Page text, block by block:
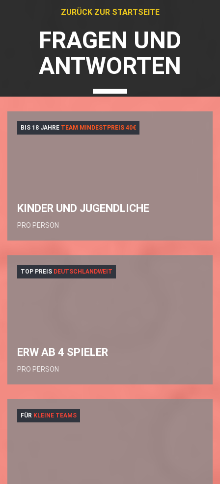
ZURÜCK ZUR STARTSEITE
FRAGEN UND
ANTWORTEN
BIS 18 JAHRE TEAM MINDESTPREIS 40€
KINDER UND JUGENDLICHE
PRO PERSON
TOP PREISDEUTSCHLANDWEIT
ERW AB 4 SPIELER
PRO PERSON
FÜR KLEINE TEAMS